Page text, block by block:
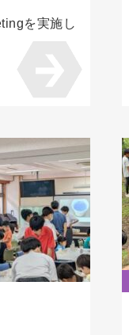
を実施し